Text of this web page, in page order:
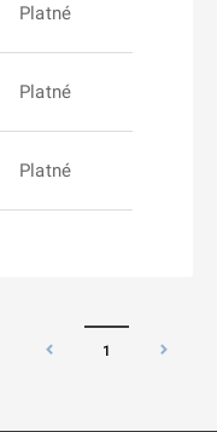
Platné
Platné
Platné
1